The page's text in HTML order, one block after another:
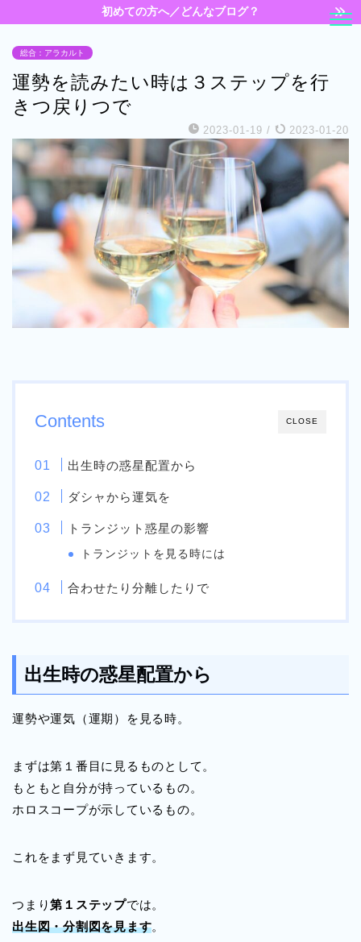
初めての方へ／どんなブログ？
総合：アラカルト
運勢を読みたい時は３ステップを行
きつ戻りつで
2023-01-19 / 2023-01-20
CLOSE
Contents
出生時の惑星配置から
ダシャから運気を
トランジット惑星の影響
トランジットを見る時には
合わせたり分離したりで
出生時の惑星配置から
運勢や運気（運期）を見る時。
まずは第１番目に見るものとして。
もともと自分が持っているもの。
ホロスコープが示しているもの。
これをまず見ていきます。
つまり第１ステップでは。
出生図・分割図を見ます。